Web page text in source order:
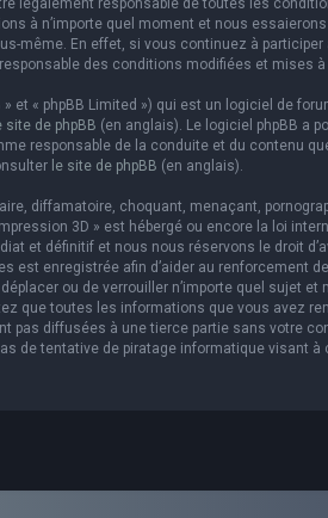
légalement responsable de toutes les
à n’importe quel moment et nous
même. En effet, si vous continuez à participer
des conditions modifiées et mises à
et « phpBB Limited ») qui est un logiciel de
site de phpBB (en anglais). Le logiciel phpBB a
responsable de la conduite et du contenu
le site de phpBB (en anglais).
diffamatoire, choquant, menaçant,
3D » est hébergé ou encore la loi
et définitif et nous nous réservons le droit
est enregistrée afin d’aider au renforcement
ou de verrouiller n’importe quel sujet et
que toutes les informations que vous avez
pas diffusées à une tierce partie sans votre
de tentative de piratage informatique visant à